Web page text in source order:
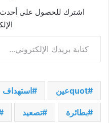
اشترك للحصول على أحدث
كتابة بريدك الإلكتروني...
quotعين استهداف
بطائرة تصعيد